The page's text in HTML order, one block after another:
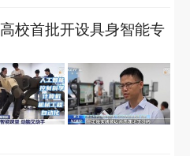
校首批开设具身智能专